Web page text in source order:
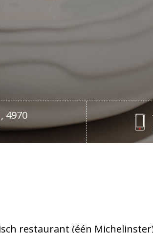
4970
restaurant (één